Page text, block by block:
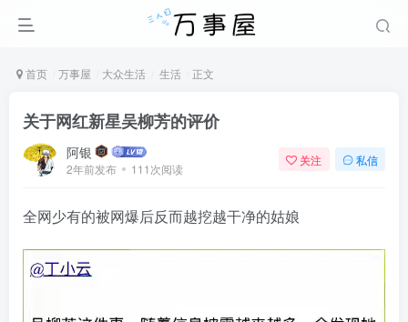
首页 万事屋 大众生活 生活 正文
关于网红新星吴柳芳的评价
阿银
2年前发布 111次阅读
关注 私信
全网少有的被网爆后反而越挖越干净的姑娘